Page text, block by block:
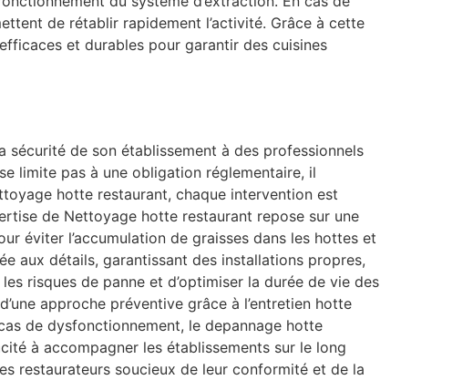
de rétablir rapidement l’activité. Grâce à cette
et durables pour garantir des cuisines
de son établissement à des professionnels
limite pas à une obligation réglementaire, il
hotte restaurant, chaque intervention est
de Nettoyage hotte restaurant repose sur une
éviter l’accumulation de graisses dans les hottes et
aux détails, garantissant des installations propres,
risques de panne et d’optimiser la durée de vie des
approche préventive grâce à l’entretien hotte
de dysfonctionnement, le depannage hotte
à accompagner les établissements sur le long
restaurateurs soucieux de leur conformité et de la